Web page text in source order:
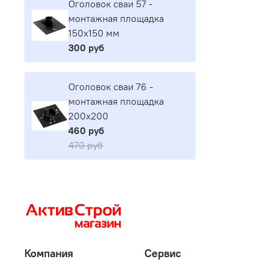
Оголовок сваи 57 -
монтажная площадка
150х150 мм
300 руб
Оголовок сваи 76 -
монтажная площадка
200х200
460 руб
470 руб
Компания Сервис